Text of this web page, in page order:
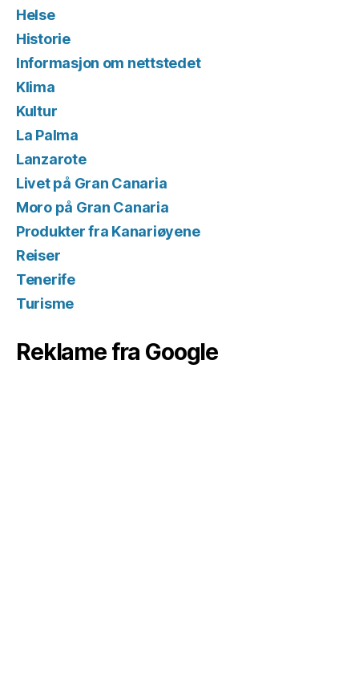
Helse
Historie
Informasjon om nettstedet
Klima
Kultur
La Palma
Lanzarote
Livet på Gran Canaria
Moro på Gran Canaria
Produkter fra Kanariøyene
Reiser
Tenerife
Turisme
Reklame fra Google